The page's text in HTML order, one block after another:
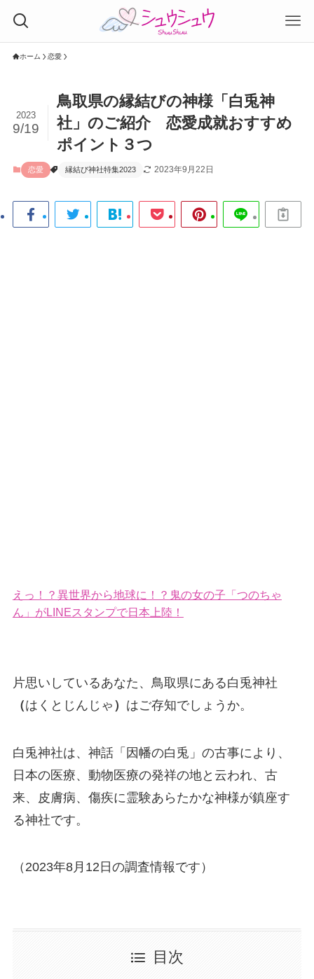
ホーム 恋愛
鳥取県の縁結びの神様「白兎神
社」のご紹介 恋愛成就おすすめ
ポイント３つ
2023
9/19
恋愛 縁結び神社特集2023 2023年9月22日
えっ！？異世界から地球に！？鬼の女の子「つのちゃ
ん」がLINEスタンプで日本上陸！
片思いしているあなた、鳥取県にある白兎神社
（はくとじんじゃ ） はご存知でしょうか。
白兎神社は、神話「因幡の白兎」の古事により、
日本の医療、動物医療の発祥の地と云われ、古
来、皮膚病、傷疾に霊験あらたかな神様が鎮座す
る神社です。
（2023年8月12日の調査情報です）
目次